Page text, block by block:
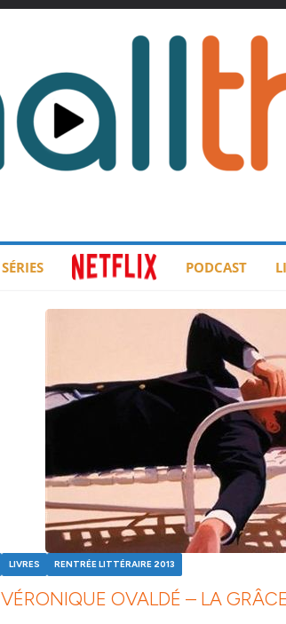
SÉRIES PODCAST
LIVRES RENTRÉE LITTÉRAIRE 2013
VÉRONIQUE OVALDÉ – LA